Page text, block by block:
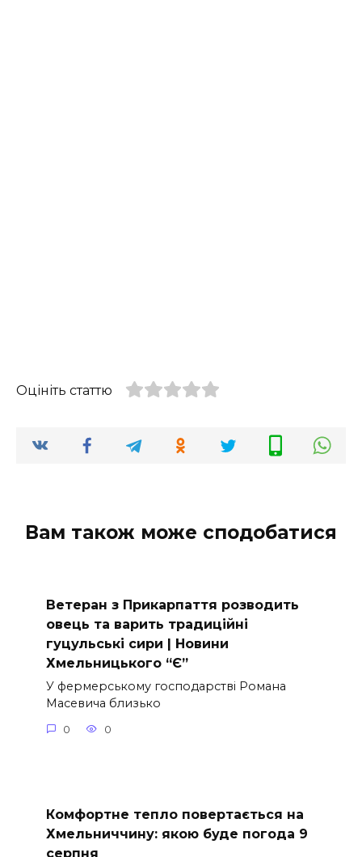
Оцініть статтю
Вам також може сподобатися
Ветеран з Прикарпаття розводить
овець та варить традиційні
гуцульські сири | Новини
Хмельницького “Є”
У фермерському господарстві Романа
Масевича близько
0 0
Комфортне тепло повертається на
Хмельниччину: якою буде погода 9
серпня